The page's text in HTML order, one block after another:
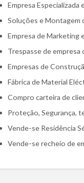
Empresa Especializada
Soluções e Montagem
Empresa de Marketing
Trespasse de empresa
Empresas de
Fábrica de Material
Compro carteira de
Proteção, Segurança,
Vende-se Residência
Vende-se recheio de